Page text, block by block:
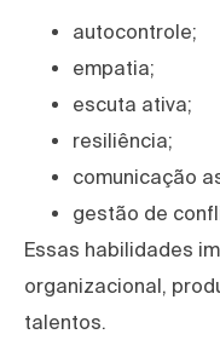
autocontrole;
empatia;
escuta ativa;
resiliência;
comunicação
gestão de
Essas habilidades
organizacional,
talentos.